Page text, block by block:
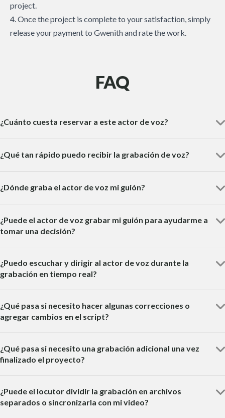
project.
4. Once the project is complete to your satisfaction, simply
release your payment to Gwenith and rate the work.
FAQ
¿Cuánto cuesta reservar a este actor de voz?
¿Qué tan rápido puedo recibir la grabación de voz?
¿Dónde graba el actor de voz mi guión?
¿Puede el actor de voz grabar mi guión para ayudarme a
tomar una decisión?
¿Puedo escuchar y dirigir al actor de voz durante la
grabación en tiempo real?
¿Qué pasa si necesito hacer algunas correcciones o
agregar cambios en el script?
¿Qué pasa si necesito una grabación adicional una vez
finalizado el proyecto?
¿Puede el locutor dividir la grabación en archivos
separados o sincronizarla con mi video?